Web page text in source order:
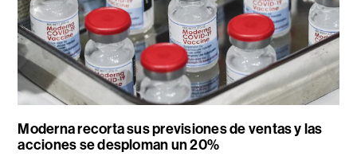
Moderna recorta sus previsiones de ventas y las
acciones se desploman un 20%